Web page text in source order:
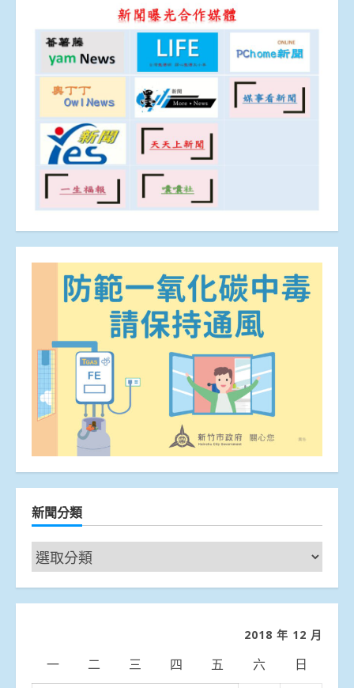
新聞分類
新
聞
分
2018 年 12 月
一 二 三 四 五 六 日